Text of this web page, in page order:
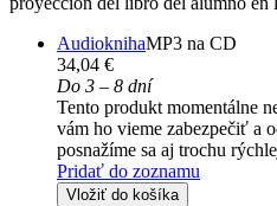
AudioknihaMP3 na CD
34,04 €
Do 3 – 8 dní
Tento produkt momentálne
vám ho vieme zabezpečiť a
posnažíme sa aj trochu
Pridať do zoznamu
Vložiť do košíka